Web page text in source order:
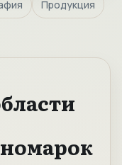
Продукция